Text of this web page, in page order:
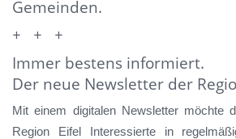
Gemeinden.
+ + +
Immer bestens informiert.
Der neue Newsletter der
Mit einem digitalen Newsletter möchte
Region Eifel Interessierte in